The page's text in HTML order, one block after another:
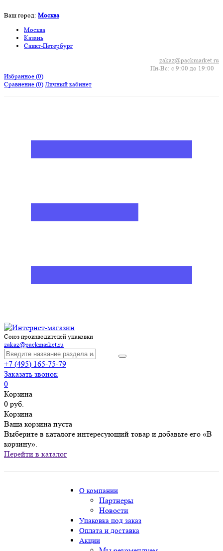
Ваш город: Москва
Москва
Казань
Санкт-Петербург
Пн-Вс: с 9:00 до 19:00
zakaz@packmarket.ru
Избранное (0)
Сравнение (0) Личный кабинет
Союз производителей упаковки
zakaz@packmarket.ru
+7 (495) 165-75-79
Заказать звонок
0
Корзина
0 руб.
Корзина
Ваша корзина пуста
Выберите в каталоге интересующий товар и добавьте его «В
корзину».
Перейти в каталог
О компании
Партнеры
Новости
Упаковка под заказ
Оплата и доставка
Акции